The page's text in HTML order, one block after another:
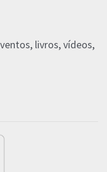
livros, vídeos,